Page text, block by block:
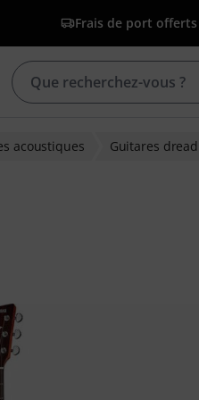
Frais de port offerts
acoustiques Guitares
clients